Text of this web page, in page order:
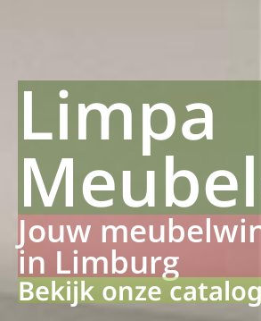
Limpa
Jouw
in Limburg
Bekijk onze